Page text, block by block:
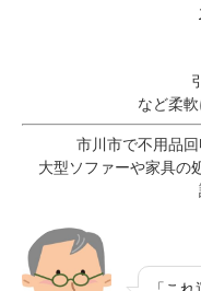
など柔軟
市川市で不用品
大型ソファーや家具の